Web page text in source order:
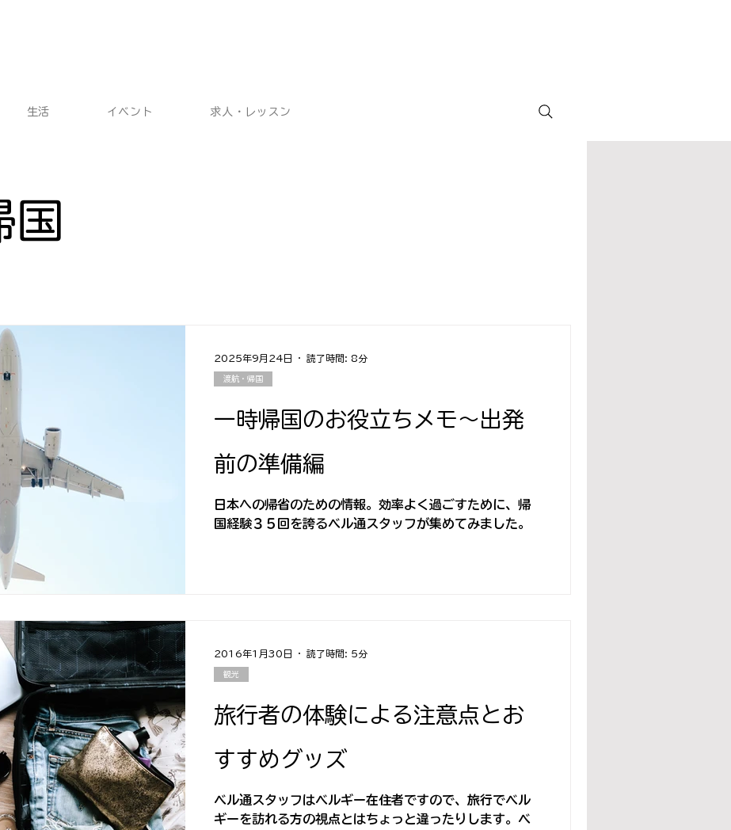
生活 イベント 求人・レッスン
国
一時帰国のお役立ちメモ〜出発
前の準備編
日本への帰省のための情報。効率よく過ごすために、帰
国経験３５回を誇るベル通スタッフが集めてみました。
渡航・帰国
2025年9月24日 読了時間: 8分
旅行者の体験による注意点とお
すすめグッズ
ベル通スタッフはベルギー在住者ですので、旅行でベル
ギーを訪れる方の視点とはちょっと違ったりします。ベ
観光
2016年1月30日 読了時間: 5分